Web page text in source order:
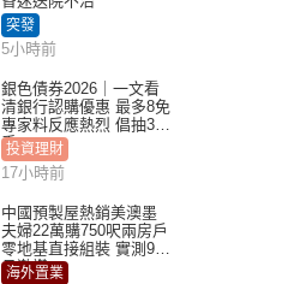
突發
5小時前
銀色債券2026｜一文看
清銀行認購優惠 最多8免
專家料反應熱烈 倡抽30
手
投資理財
17小時前
中國預製屋熱銷美澳墨
夫婦22萬購750呎兩房戶
零地基直接組裝 實測9個
月激讚
海外置業